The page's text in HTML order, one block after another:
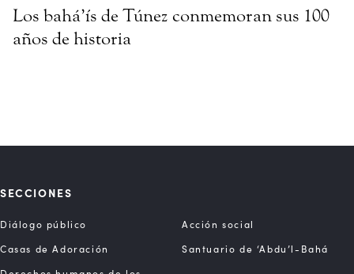
Los bahá’ís de Túnez conmemoran sus 100
años de historia
SECCIONES
Diálogo público
Acción social
Casas de Adoración
Santuario de ‘Abdu’l-Bahá